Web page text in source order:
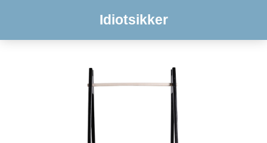
Idiotsikker